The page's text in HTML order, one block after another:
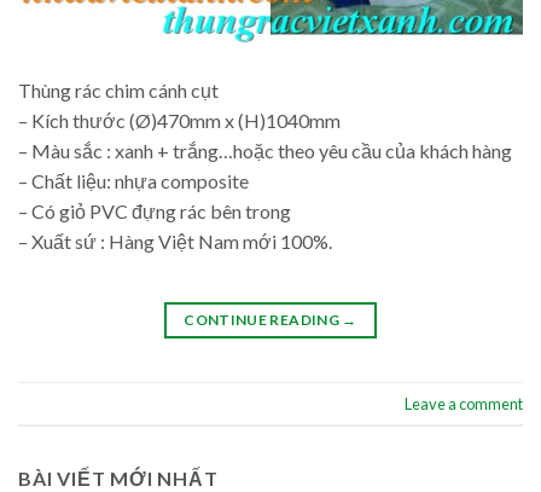
Thùng rác chim cánh cụt
– Kích thước (Ø)470mm x (H)1040mm
– Màu sắc : xanh + trắng…hoặc theo yêu cầu của khách hàng
– Chất liệu: nhựa composite
– Có giỏ PVC đựng rác bên trong
– Xuất sứ : Hàng Việt Nam mới 100%.
CONTINUE READING →
Leave a comment
BÀI VIẾT MỚI NHẤT